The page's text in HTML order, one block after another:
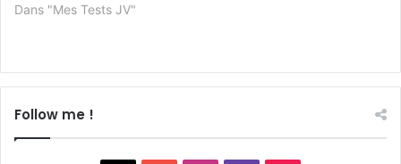
Dans "Mes Tests JV"
Follow me !